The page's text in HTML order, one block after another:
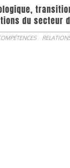
du secteur